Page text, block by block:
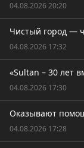
04.08.2026 20:20
Чистый город —
04.08.2026 17:32
«Sultan – 30 лет
04.08.2026 17:30
Оказывают
04.08.2026 17:28